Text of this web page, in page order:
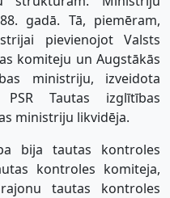
gadā. Tā, piemēram,
pievienojot Valsts
komiteju un Augstākās
ministriju, izveidota
PSR Tautas izglītības
ministriju likvidēja.
bija tautas kontroles
kontroles komiteja,
tautas kontroles